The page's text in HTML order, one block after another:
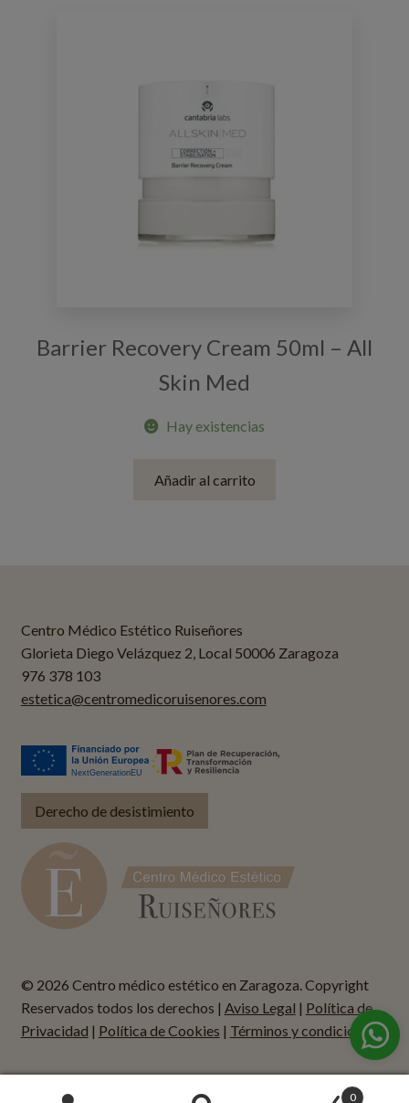
Barrier Recovery Cream 50ml – All
Skin Med
Hay existencias
Añadir al carrito
Centro Médico Estético Ruiseñores
Glorieta Diego Velázquez 2, Local 50006 Zaragoza
976 378 103
estetica@centromedicoruisenores.com
Derecho de desistimiento
© 2026 Centro médico estético en Zaragoza. Copyright
Reservados todos los derechos | Aviso Legal | Política de
Privacidad | Política de Cookies | Términos y condiciones
0